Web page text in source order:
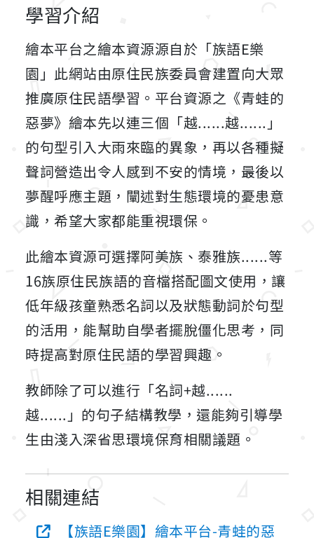
學習介紹
繪本平台之繪本資源源自於「族語E樂
園」此網站由原住民族委員會建置向大眾
推廣原住民語學習。平台資源之《青蛙的
惡夢》繪本先以連三個「越......越......」
的句型引入大雨來臨的異象，再以各種擬
聲詞營造出令人感到不安的情境，最後以
夢醒呼應主題，闡述對生態環境的憂患意
識，希望大家都能重視環保。
此繪本資源可選擇阿美族、泰雅族......等
16族原住民族語的音檔搭配圖文使用，讓
低年級孩童熟悉名詞以及狀態動詞於句型
的活用，能幫助自學者擺脫僵化思考，同
時提高對原住民語的學習興趣。
教師除了可以進行「名詞+越......
越......」的句子結構教學，還能夠引導學
生由淺入深省思環境保育相關議題。
相關連結
【族語E樂園】繪本平台-青蛙的惡